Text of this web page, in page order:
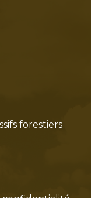
forestiers